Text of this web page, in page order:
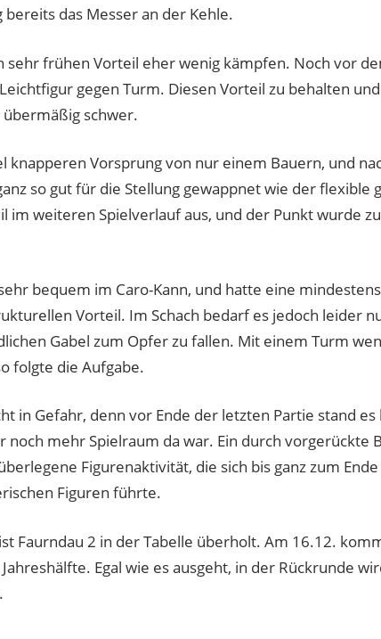
das Messer an der Kehle.
frühen Vorteil eher wenig kämpfen. Noch vor
gegen Turm. Diesen Vorteil zu behalten
schwer.
knapperen Vorsprung von nur einem Bauern, und
so gut für die Stellung gewappnet wie der flexible
im weiteren Spielverlauf aus, und der Punkt wurde
bequem im Caro-Kann, und hatte eine mindestens
Vorteil. Im Schach bedarf es jedoch leider
Gabel zum Opfer zu fallen. Mit einem Turm
folgte die Aufgabe.
in Gefahr, denn vor Ende der letzten Partie stand
noch mehr Spielraum da war. Ein durch vorgerückte
Figurenaktivität, die sich bis ganz zum
Figuren führte.
Faurndau 2 in der Tabelle überholt. Am 16.12.
Egal wie es ausgeht, in der Rückrunde